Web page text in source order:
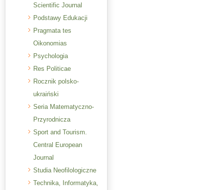
Scientific Journal
Podstawy Edukacji
Pragmata tes
Oikonomias
Psychologia
Res Politicae
Rocznik polsko-
ukraiński
Seria Matematyczno-
Przyrodnicza
Sport and Tourism.
Central European
Journal
Studia Neofilologiczne
Technika, Informatyka,